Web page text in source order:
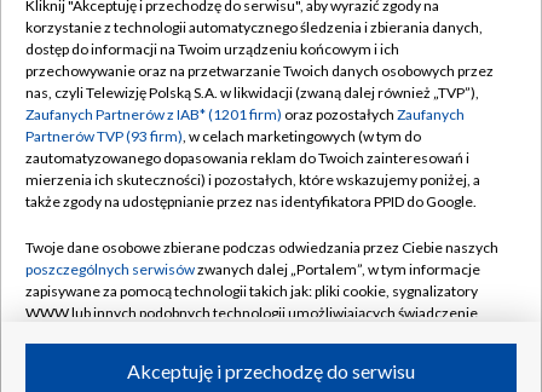
TVP
Abonament TVP
Emisja w TVP
Centrum informacji TVP
Naziemna Telewizja Cyfrowa
Rada Programowa
System NOS
Informacje o nadawcy
Program dla prasy
Regulamin TVP
Polityka prywatności
Moje zgody
Pomoc
Kontakt
Kanały
Kliknij "Akceptuję i przechodzę do serwisu", aby wyrazić zgody na
korzystanie z technologii automatycznego śledzenia i zbierania danych,
dostęp do informacji na Twoim urządzeniu końcowym i ich
przechowywanie oraz na przetwarzanie Twoich danych osobowych przez
nas, czyli Telewizję Polską S.A. w likwidacji (zwaną dalej również „TVP”),
Zaufanych Partnerów z IAB* (1201 firm) oraz pozostałych Zaufanych
Partnerów TVP (93 firm), w celach marketingowych (w tym do
zautomatyzowanego dopasowania reklam do Twoich zainteresowań i
mierzenia ich skuteczności) i pozostałych, które wskazujemy poniżej, a
także zgody na udostępnianie przez nas identyfikatora PPID do Google.
Twoje dane osobowe zbierane podczas odwiedzania przez Ciebie naszych
poszczególnych serwisówzwanych dalej „Portalem”, w tym informacje
zapisywane za pomocą technologii takich jak: pliki cookie, sygnalizatory
WWW lub innych podobnych technologii umożliwiających świadczenie
ruchu w Internecie.Akceptuję i przechodzę do serwisu